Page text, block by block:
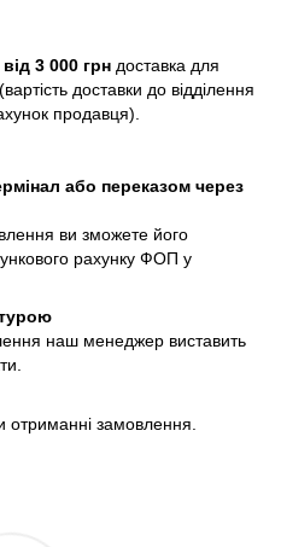
3 000 грн доставка для
(вартість доставки до відділення
продавця).
або переказом через
ви зможете його
рахунку ФОП у
наш менеджер виставить
отриманні замовлення.